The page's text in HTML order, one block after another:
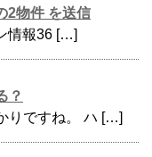
2物件 を送信
情報36 […]
？
りですね。 ハ […]